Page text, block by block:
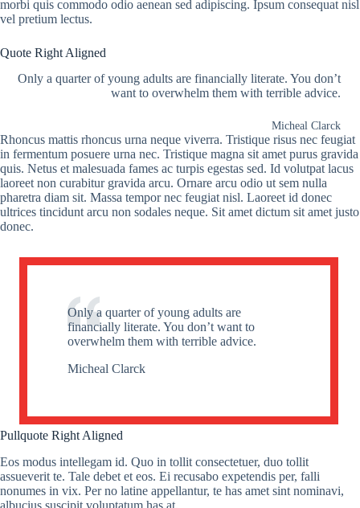
morbi quis commodo odio aenean sed adipiscing. Ipsum consequat nisl
vel pretium lectus.
Quote Right Aligned
Only a quarter of young adults are financially literate. You don’t
want to overwhelm them with terrible advice.
Micheal Clarck
Rhoncus mattis rhoncus urna neque viverra. Tristique risus nec feugiat
in fermentum posuere urna nec. Tristique magna sit amet purus gravida
quis. Netus et malesuada fames ac turpis egestas sed. Id volutpat lacus
laoreet non curabitur gravida arcu. Ornare arcu odio ut sem nulla
pharetra diam sit. Massa tempor nec feugiat nisl. Laoreet id donec
ultrices tincidunt arcu non sodales neque. Sit amet dictum sit amet justo
donec.
Only a quarter of young adults are
financially literate. You don’t want to
overwhelm them with terrible advice.
Micheal Clarck
Pullquote Right Aligned
Eos modus intellegam id. Quo in tollit consectetuer, duo tollit
assueverit te. Tale debet et eos. Ei recusabo expetendis per, falli
nonumes in vix. Per no latine appellantur, te has amet sint nominavi,
albucius suscipit voluptatum has at.